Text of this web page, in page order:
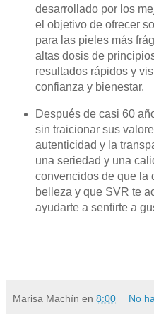
desarrollado por los
el objetivo de ofrecer
para las pieles más
altas dosis de
resultados rápidos y
confianza y bienestar.
Después de casi 60
sin traicionar sus
autenticidad y la
una seriedad y una
convencidos de que la
belleza y que SVR te
ayudarte a sentirte a
Marisa Machín en 8:00 No